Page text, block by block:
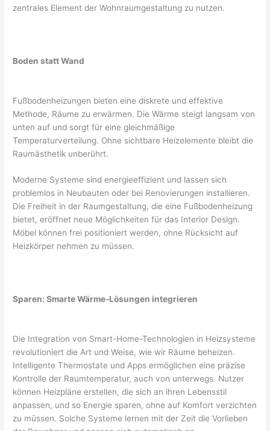
zentrales Element der Wohnraumgestaltung zu nutzen.
Boden statt Wand
Fußbodenheizungen bieten eine diskrete und effektive
Methode, Räume zu erwärmen. Die Wärme steigt langsam von
unten auf und sorgt für eine gleichmäßige
Temperaturverteilung. Ohne sichtbare Heizelemente bleibt die
Raumästhetik unberührt.
Moderne Systeme sind energieeffizient und lassen sich
problemlos in Neubauten oder bei Renovierungen installieren.
Die Freiheit in der Raumgestaltung, die eine Fußbodenheizung
bietet, eröffnet neue Möglichkeiten für das Interior Design.
Möbel können frei positioniert werden, ohne Rücksicht auf
Heizkörper nehmen zu müssen.
Sparen: Smarte Wärme-Lösungen integrieren
Die Integration von Smart-Home-Technologien in Heizsysteme
revolutioniert die Art und Weise, wie wir Räume beheizen.
Intelligente Thermostate und Apps ermöglichen eine präzise
Kontrolle der Raumtemperatur, auch von unterwegs. Nutzer
können Heizpläne erstellen, die sich an ihren Lebensstil
anpassen, und so Energie sparen, ohne auf Komfort verzichten
zu müssen. Solche Systeme lernen mit der Zeit die Vorlieben